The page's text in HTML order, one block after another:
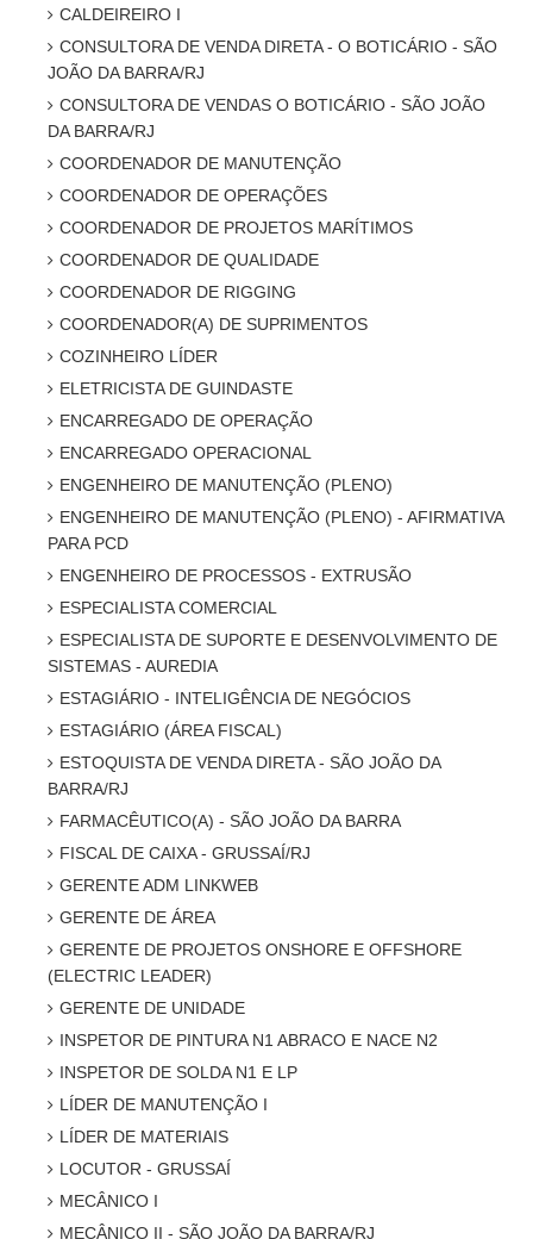
CALDEIREIRO I
CONSULTORA DE VENDA DIRETA - O BOTICÁRIO - SÃO
JOÃO DA BARRA/RJ
CONSULTORA DE VENDAS O BOTICÁRIO - SÃO JOÃO
DA BARRA/RJ
COORDENADOR DE MANUTENÇÃO
COORDENADOR DE OPERAÇÕES
COORDENADOR DE PROJETOS MARÍTIMOS
COORDENADOR DE QUALIDADE
COORDENADOR DE RIGGING
COORDENADOR(A) DE SUPRIMENTOS
COZINHEIRO LÍDER
ELETRICISTA DE GUINDASTE
ENCARREGADO DE OPERAÇÃO
ENCARREGADO OPERACIONAL
ENGENHEIRO DE MANUTENÇÃO (PLENO)
ENGENHEIRO DE MANUTENÇÃO (PLENO) - AFIRMATIVA
PARA PCD
ENGENHEIRO DE PROCESSOS - EXTRUSÃO
ESPECIALISTA COMERCIAL
ESPECIALISTA DE SUPORTE E DESENVOLVIMENTO DE
SISTEMAS - AUREDIA
ESTAGIÁRIO - INTELIGÊNCIA DE NEGÓCIOS
ESTAGIÁRIO (ÁREA FISCAL)
ESTOQUISTA DE VENDA DIRETA - SÃO JOÃO DA
BARRA/RJ
FARMACÊUTICO(A) - SÃO JOÃO DA BARRA
FISCAL DE CAIXA - GRUSSAÍ/RJ
GERENTE ADM LINKWEB
GERENTE DE ÁREA
GERENTE DE PROJETOS ONSHORE E OFFSHORE
(ELECTRIC LEADER)
GERENTE DE UNIDADE
INSPETOR DE PINTURA N1 ABRACO E NACE N2
INSPETOR DE SOLDA N1 E LP
LÍDER DE MANUTENÇÃO I
LÍDER DE MATERIAIS
LOCUTOR - GRUSSAÍ
MECÂNICO I
MECÂNICO II - SÃO JOÃO DA BARRA/RJ